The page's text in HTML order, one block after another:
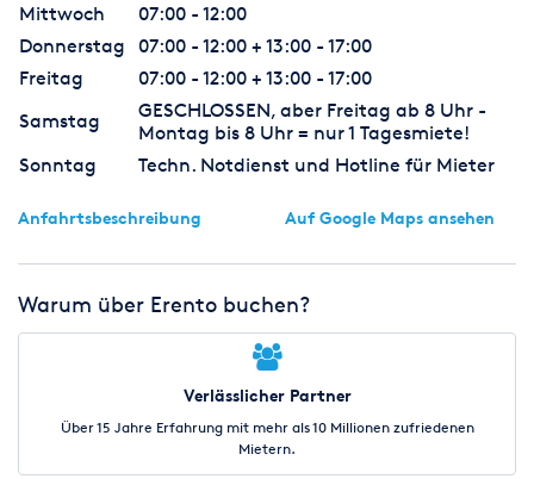
Mittwoch
07:00 - 12:00
Donnerstag
07:00 - 12:00 + 13:00 - 17:00
Freitag
07:00 - 12:00 + 13:00 - 17:00
Samstag
GESCHLOSSEN, aber Freitag ab 8 Uhr -
Montag bis 8 Uhr = nur 1 Tagesmiete!
Sonntag
Techn. Notdienst und Hotline für Mieter
Anfahrtsbeschreibung Auf Google Maps ansehen
Warum über Erento buchen?
Verlässlicher Partner
Über 15 Jahre Erfahrung mit mehr als 10 Millionen zufriedenen
Mietern.